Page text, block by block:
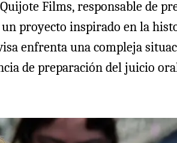
Films, responsable de
proyecto inspirado en la
enfrenta una compleja
de preparación del juicio